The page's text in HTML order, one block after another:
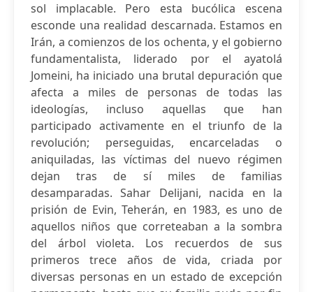
sol implacable. Pero esta bucólica escena
esconde una realidad descarnada. Estamos en
Irán, a comienzos de los ochenta, y el gobierno
fundamentalista, liderado por el ayatolá
Jomeini, ha iniciado una brutal depuración que
afecta a miles de personas de todas las
ideologías, incluso aquellas que han
participado activamente en el triunfo de la
revolución; perseguidas, encarceladas o
aniquiladas, las víctimas del nuevo régimen
dejan tras de sí miles de familias
desamparadas. Sahar Delijani, nacida en la
prisión de Evin, Teherán, en 1983, es uno de
aquellos niños que correteaban a la sombra
del árbol violeta. Los recuerdos de sus
primeros trece años de vida, criada por
diversas personas en un estado de excepción